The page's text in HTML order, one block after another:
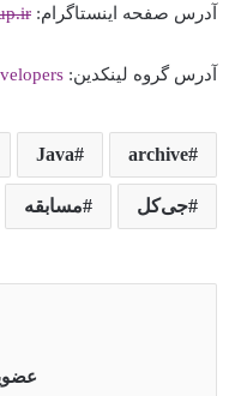
آدرس صفحه اینستاگرام:
آدرس گروه لینکدین:
archive
Java
جی‌کل مسابقه